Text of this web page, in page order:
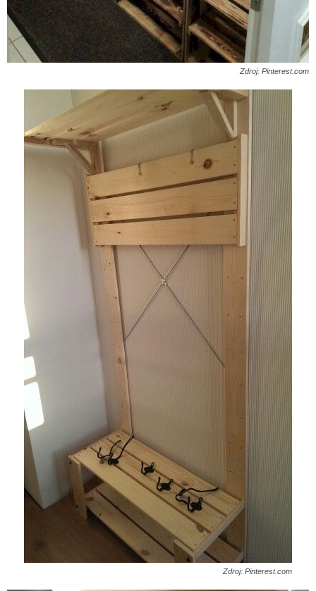
Zdroj: Pinterest.com
Zdroj: Pinterest.com